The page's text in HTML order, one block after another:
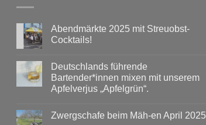
Abendmärkte 2025 mit Streuobst-
Cocktails!
zu
Abendmärkte
2025
mit
Deutschlands führende
Bartender*innen mixen mit unserem
Apfelverjus „Apfelgrün“.
zu
Deutschlands
Zwergschafe beim Mäh-en April 2025